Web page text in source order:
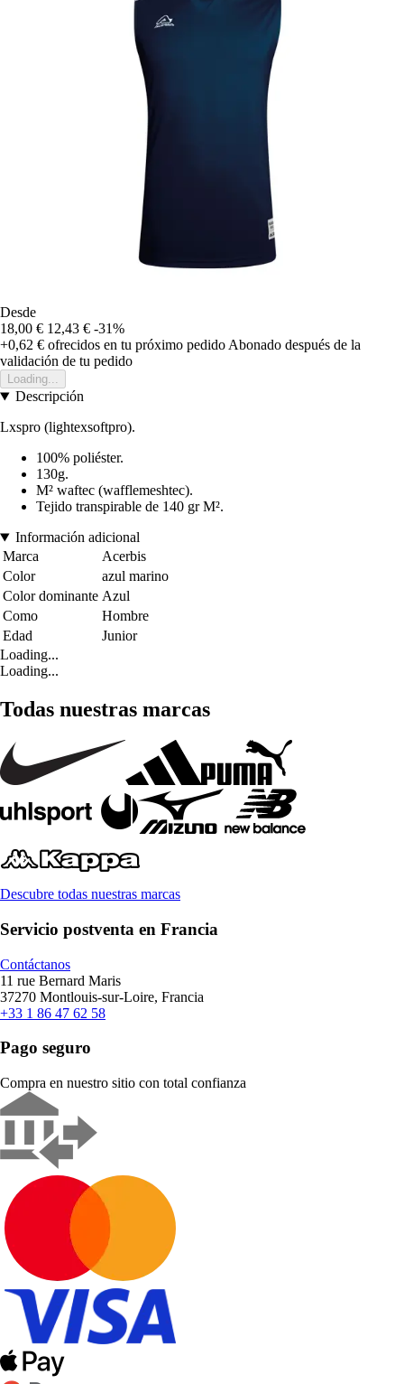
Desde
18,00 € 12,43 € -31%
+0,62 € ofrecidos en tu próximo pedido Abonado después de la
validación de tu pedido
Loading...
Descripción
Lxspro (lightexsoftpro).
100% poliéster.
130g.
M² waftec (wafflemeshtec).
Tejido transpirable de 140 gr M².
Información adicional
Marca
Acerbis
Color
azul marino
Color dominante Azul
Como
Hombre
Edad
Junior
Loading...
Loading...
Todas nuestras marcas
Descubre todas nuestras marcas
Servicio postventa en Francia
Contáctanos
11 rue Bernard Maris
37270 Montlouis-sur-Loire, Francia
+33 1 86 47 62 58
Pago seguro
Compra en nuestro sitio con total confianza